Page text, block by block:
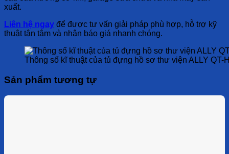
xuất.
Liên hệ ngay để được tư vấn giải pháp phù hợp, hỗ trợ kỹ
thuật tận tâm và nhận báo giá nhanh chóng.
Thông số kĩ thuật của tủ đựng hồ sơ thư viện ALLY QT-
Sản phẩm tương tự